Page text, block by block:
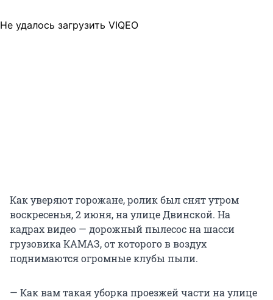
Не удалось загрузить VIQEO
Как уверяют горожане, ролик был снят утром
воскресенья, 2 июня, на улице Двинской. На
кадрах видео — дорожный пылесос на шасси
грузовика КАМАЗ, от которого в воздух
поднимаются огромные клубы пыли.
— Как вам такая уборка проезжей части на улице